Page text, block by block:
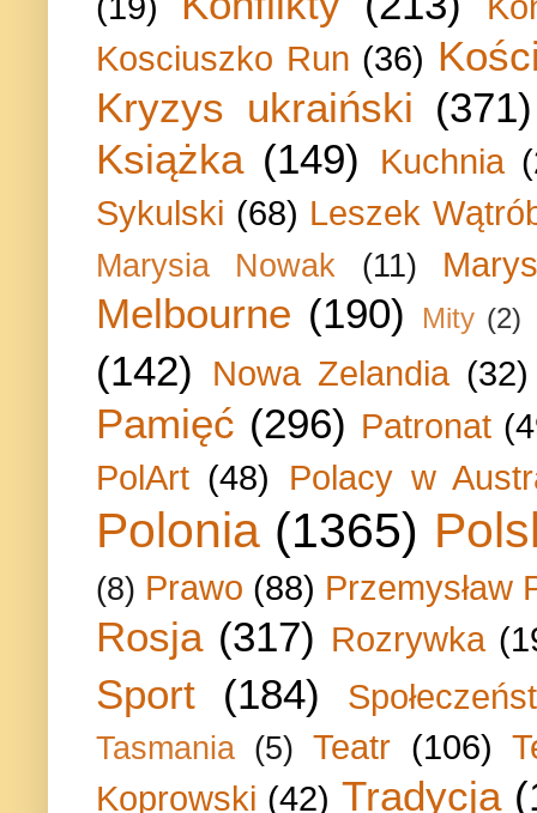
Kosciuszko Run (36)
Kryzys ukraiński (371)
Książka (149) Kuchnia
Sykulski (68) Leszek
Marysia Nowak (11)
Melbourne (190) Mity (2)
(142) Nowa Zelandia (32)
Pamięć (296) Patronat
PolArt (48) Polacy w
Polonia (1365)
(8) Prawo (88) Przemysław
Rosja (317) Rozrywka
Sport (184)
Tasmania (5) Teatr (106)
Koprowski (42) Tradycja